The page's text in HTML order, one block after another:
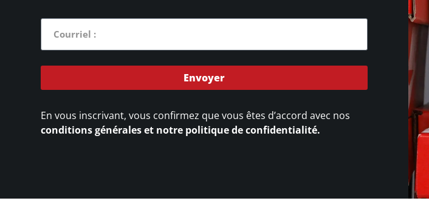
Envoyer
En vous inscrivant, vous confirmez que vous êtes d’accord avec nos
conditions générales et notre politique de confidentialité.